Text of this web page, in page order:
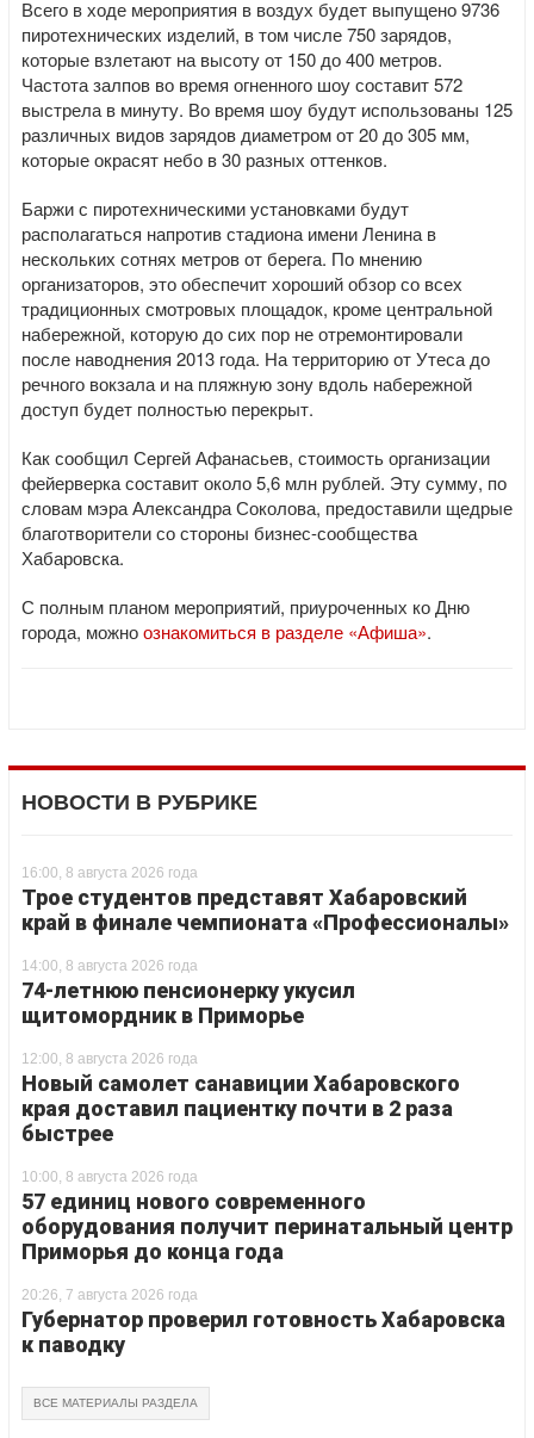
Всего в ходе мероприятия в воздух будет выпущено 9736
пиротехнических изделий, в том числе 750 зарядов,
которые взлетают на высоту от 150 до 400 метров.
Частота залпов во время огненного шоу составит 572
выстрела в минуту. Во время шоу будут использованы 125
различных видов зарядов диаметром от 20 до 305 мм,
которые окрасят небо в 30 разных оттенков.
Баржи с пиротехническими установками будут
располагаться напротив стадиона имени Ленина в
нескольких сотнях метров от берега. По мнению
организаторов, это обеспечит хороший обзор со всех
традиционных смотровых площадок, кроме центральной
набережной, которую до сих пор не отремонтировали
после наводнения 2013 года. На территорию от Утеса до
речного вокзала и на пляжную зону вдоль набережной
доступ будет полностью перекрыт.
Как сообщил Сергей Афанасьев, стоимость организации
фейерверка составит около 5,6 млн рублей. Эту сумму, по
словам мэра Александра Соколова, предоставили щедрые
благотворители со стороны бизнес-сообщества
Хабаровска.
С полным планом мероприятий, приуроченных ко Дню
города, можноознакомиться в разделе «Афиша».
НОВОСТИ В РУБРИКЕ
16:00, 8 августа 2026 года
Трое студентов представят Хабаровский
край в финале чемпионата «Профессионалы»
14:00, 8 августа 2026 года
74-летнюю пенсионерку укусил
щитомордник в Приморье
12:00, 8 августа 2026 года
Новый самолет санавиции Хабаровского
края доставил пациентку почти в 2 раза
быстрее
10:00, 8 августа 2026 года
57 единиц нового современного
оборудования получит перинатальный центр
Приморья до конца года
20:26, 7 августа 2026 года
Губернатор проверил готовность Хабаровска
к паводку
ВСЕ МАТЕРИАЛЫ РАЗДЕЛА